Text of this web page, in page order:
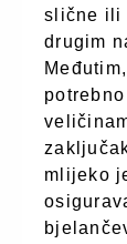
slične ili
drugim
mlijeko